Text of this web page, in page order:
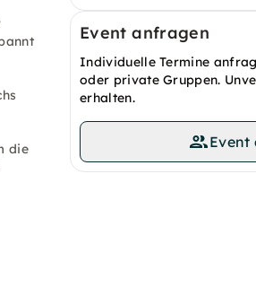
Event anfragen
Individuelle Termine
oder private Gruppen.
erhalten.
Event
die